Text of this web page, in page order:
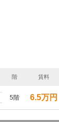
階 賃料
5階 6.5万円